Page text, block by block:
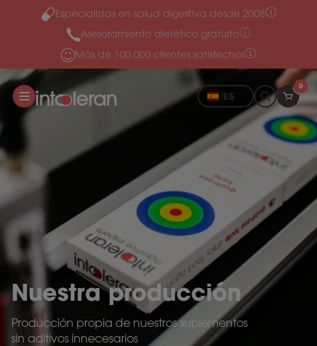
Ir al contenido
Especialistas en salud digestiva desde 2008
Asesoramiento dietético gratuito
Más de 100.000 clientes satisfechos
ES
0
Nuestra producción
Producción propia de nuestros suplementos
sin aditivos innecesarios